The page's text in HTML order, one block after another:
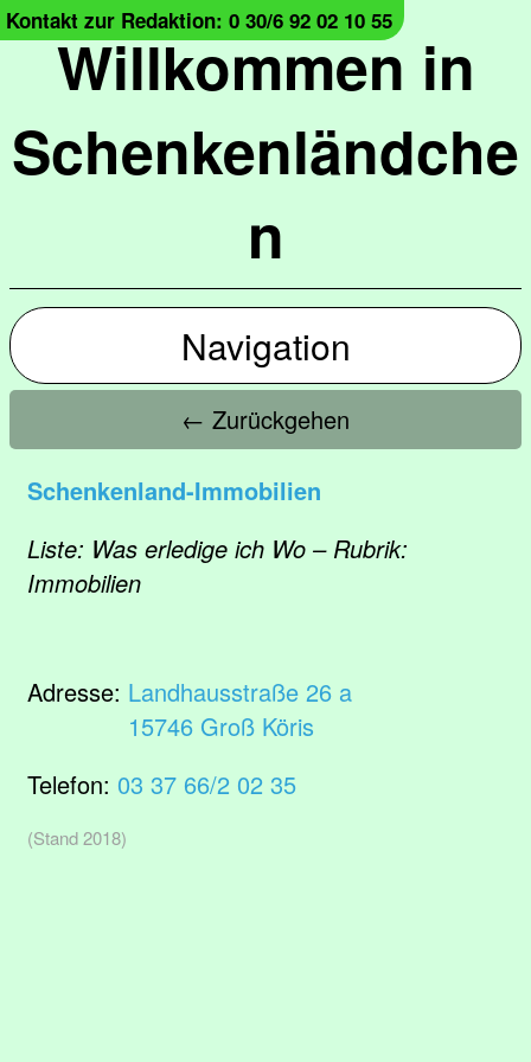
Willkommen in
Schenkenländche
n
Kontakt zur Redaktion: 0 30/6 92 02 10 55
Navigation
← Zurückgehen
Schenkenland-Immobilien
Liste: Was erledige ich Wo – Rubrik:
Immobilien
Adresse: Landhausstraße 26 a
15746 Groß Köris
Telefon: 03 37 66/2 02 35
(Stand 2018)